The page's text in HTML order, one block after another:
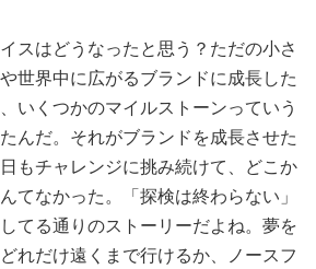
スはどうなったと思う？ただの小さ
世界中に広がるブランドに成長した
いくつかのマイルストーンっていう
んだ。それがブランドを成長させた
もチャレンジに挑み続けて、どこか
てなかった。「探検は終わらない」
てる通りのストーリーだよね。夢を
れだけ遠くまで行けるか、ノースフ